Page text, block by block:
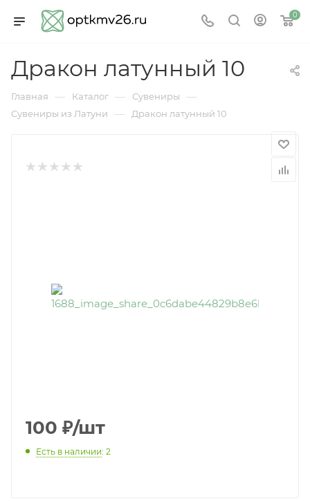
0
Дракон латунный 10
Главная — Каталог — Сувениры —
Сувениры из Латуни — Дракон латунный 10
100 ₽/шт
Есть в наличии: 2